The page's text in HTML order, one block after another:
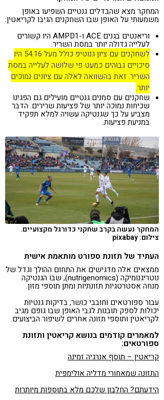
המחקר מצא שהבדלים גנטיים השפיעו באופן
משמעותי על האופן שבו השחקנים הגיבו לקריאטין:
וריאנטים בגנים ACE ו-AMPD1 היו קשורים
לעלייה גדולה יותר במסת השריר.
לשחקנים עם ציון גנוטיפ כולל מעל 54.16 היו
סיכויים גבוהים כמעט פי שלושה לעלייה במסת
השריר. זאת בהשוואה לאלה עם ציונים נמוכים
יותר.
שחקנים עם סמנים גנטיים מועילים גם הפגינו
שכיחות נמוכה יותר של פציעות שרירים. הדבר
מצביע על כך שגנטיקה עשויה למלא תפקיד
במניעת פציעות.
המחקר נעשה בקרב שחקני כדורגל מקצועיים.
צילום: pixabay
העתיד של תזונת ספורט מותאמת אישית
ממצאים אלה מדגישים את התחום ההולך וגדל של
נוטריגנומיקה (nutrigenomics), שבו הגנטיקה
מנחה אסטרטגיות תזונתיות ומתן תוספי מזון.
עבור ספורטאים וחובבי כושר, בדיקות גנטיות
יכולות לספק תובנות לגבי האופן שבו גופם מגיב
לקריאטין ותוספי תזונה אחרים לשיפור הביצועים.
למאמרים קודמים בנושא קריאטין ותזונת
ספורטאים:
קריאטין – תוסף אנרגיה זמינה
התזונה שמאחורי מדליה אולימפית
הידעתם? החלבון שלכם מלא בתוספות מיותרות